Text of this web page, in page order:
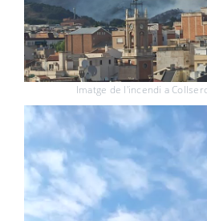
Imatge de l'incendi a